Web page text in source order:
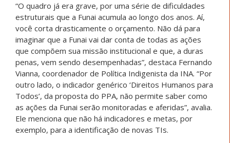
“O quadro já era grave, por uma série de dificuldades
estruturais que a Funai acumula ao longo dos anos. Aí,
você corta drasticamente o orçamento. Não dá para
imaginar que a Funai vai dar conta de todas as ações
que compõem sua missão institucional e que, a duras
penas, vem sendo desempenhadas”, destaca Fernando
Vianna, coordenador de Política Indigenista da INA. “Por
outro lado, o indicador genérico ‘Direitos Humanos para
Todos’, da proposta do PPA, não permite saber como
as ações da Funai serão monitoradas e aferidas”, avalia.
Ele menciona que não há indicadores e metas, por
exemplo, para a identificação de novas TIs.